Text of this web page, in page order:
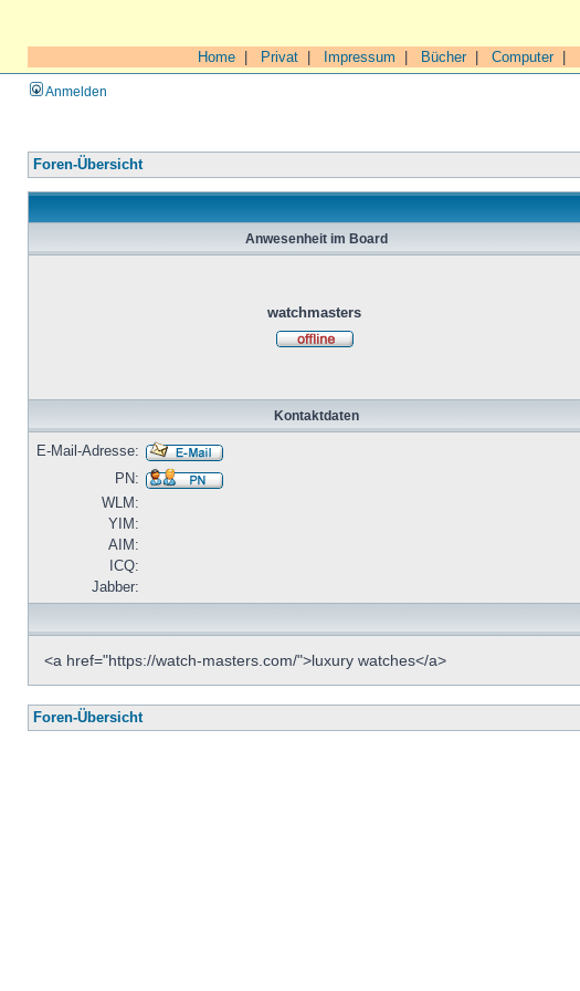
Home Privat Impressum Bücher| Computer|
Anmelden
Foren-Übersicht
Anwesenheit im Board
watchmasters
Kontaktdaten
E-Mail-Adresse:
PN:
WLM:
YIM:
AIM:
ICQ:
Jabber:
<a href="https://watch-masters.com/">luxury watches</a>
Foren-Übersicht